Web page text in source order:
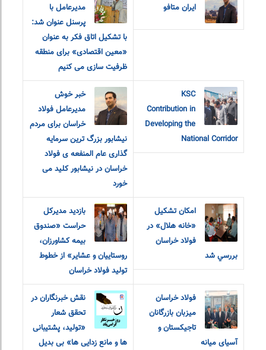
ایران متافو
مدیرعامل با
پرسنل عنوان شد:
با تشکیل اتاق فکر به عنوان
«معین اقتصادی» برای منطقه
ظرفیت سازی می کنیم
KSC
Contribution in
Developing the
National Corridor
خبر خوش
مدیرعامل فولاد
خراسان برای مردم
نیشابور بزرگ ترین سرمایه
گذاری عام المنفعه ی فولاد
خراسان در نیشابور کلید می
خورد
امکان تشکيل
«خانه هلال» در
فولاد خراسان
بررسي شد
بازدید مدیرکل
حراست «صندوق
بیمه کشاورزان،
روستاییان و عشایر» از خطوط
تولید فولاد خراسان
فولاد خراسان
میزبان بازرگانان
تاجیکستان و
آسیای میانه
نقش خبرنگاران در
تحقق شعار
«تولید، پشتیبانی
ها و مانع زدایی ها» بی بدیل